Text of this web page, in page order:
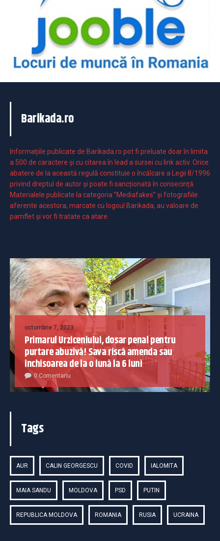
Barikada.ro
Informaţiile publicate de Barikada.ro pot fi preluate doar în limita
a 500 de caractere şi cu citarea în lead a sursei cu link activ. Orice
abatere de la această regulă constituie o încălcare a Legii 8/1996
privind dreptul de autor și poate fi sancționată în consecință.
Materialele publicate la categoria ”Mediafakes” și fotografiile
aferente acestora, marcate cu logoul Barikada, au valoare de
pamflet și vor fi tratate ca atare.
octombrie 7, 2023
Primarul Urziceniului, dosar penal pentru
purtare abuzivă! Sava riscă amenda sau
închisoarea de la o lună la 6 luni
0 Comentariu
Tags
AUR CALIN GEORGESCU COVID IALOMITA
MAIA SANDU MOLDOVA PSD PUTIN
REPUBLICA MOLDOVA ROMANIA RUSIA UCRAINA